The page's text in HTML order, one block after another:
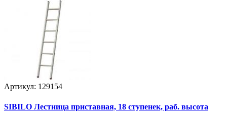
Артикул: 129154
SIBILO Лестница приставная, 18 ступенек, раб. высота